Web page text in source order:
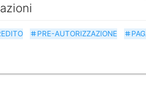
tag
tag PRE-AUTORIZZAZIONE